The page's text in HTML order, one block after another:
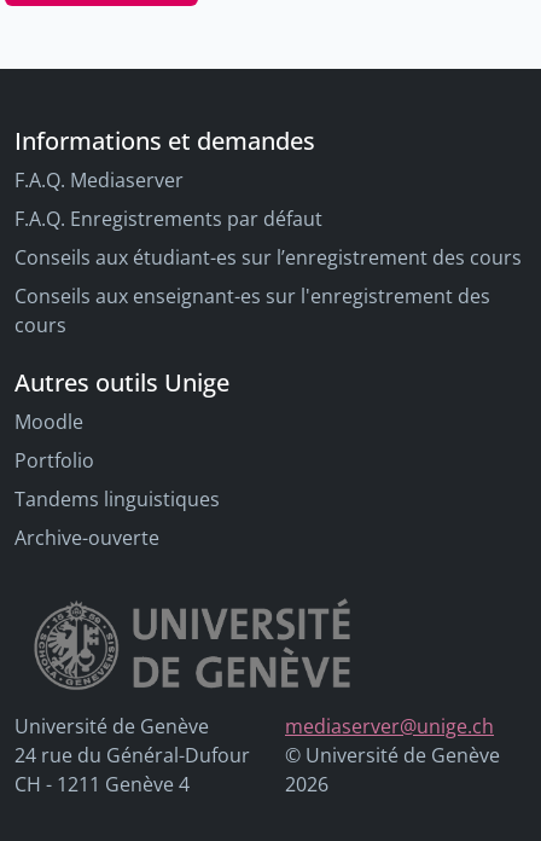
Informations et demandes
F.A.Q. Mediaserver
F.A.Q. Enregistrements par défaut
Conseils aux étudiant-es sur l’enregistrement des cours
Conseils aux enseignant-es sur l'enregistrement des
cours
Autres outils Unige
Moodle
Portfolio
Tandems linguistiques
Archive-ouverte
Université de Genève
24 rue du Général-Dufour
CH - 1211 Genève 4
mediaserver@unige.ch
© Université de Genève
2026